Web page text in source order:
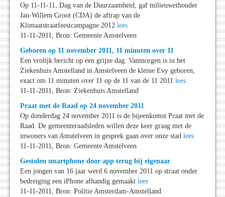
Op 11-11-11, Dag van de Duurzaamheid, gaf milieuwethouder
Jan-Willem Groot (CDA) de aftrap van de
Klimaatstraatfeestcampagne 2012 lees
11-11-2011, Bron: Gemeente Amstelveen
Geboren op 11 november 2011, 11 minuten over 11
Een vrolijk bericht op een grijze dag. Vanmorgen is in het
Ziekenhuis Amstelland in Amstelveen de kleine Evy geboren,
exact om 11 minuten over 11 op de 11 van de 11 2011 lees
11-11-2011, Bron: Ziekenhuis Amstelland
Praat met de Raad op 24 november 2011
Op donderdag 24 november 2011 is de bijeenkomst Praat met de
Raad. De gemeenteraadsleden willen deze keer graag met de
inwoners van Amstelveen in gesprek gaan over onze stad lees
11-11-2011, Bron: Gemeente Amstelveen
Gestolen smartphone door app terug bij eigenaar
Een jongen van 16 jaar werd 6 november 2011 op straat onder
bedreiging een iPhone afhandig gemaakt lees
11-11-2011, Bron: Politie Amsterdam-Amstelland